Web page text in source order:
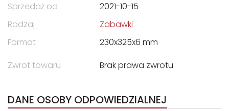
Sprzedaż od
2021-10-15
Rodzaj
Zabawki
Format
230x325x6 mm
Zwrot towaru
Brak prawa zwrotu
DANE OSOBY ODPOWIEDZIALNEJ